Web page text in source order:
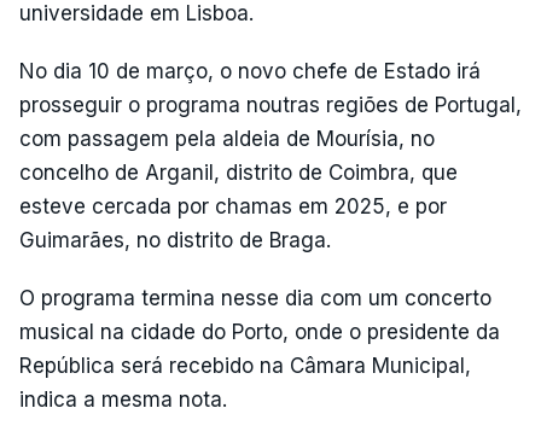
universidade em Lisboa.
No dia 10 de março, o novo chefe de Estado irá
prosseguir o programa noutras regiões de Portugal,
com passagem pela aldeia de Mourísia, no
concelho de Arganil, distrito de Coimbra, que
esteve cercada por chamas em 2025, e por
Guimarães, no distrito de Braga.
O programa termina nesse dia com um concerto
musical na cidade do Porto, onde o presidente da
República será recebido na Câmara Municipal,
indica a mesma nota.